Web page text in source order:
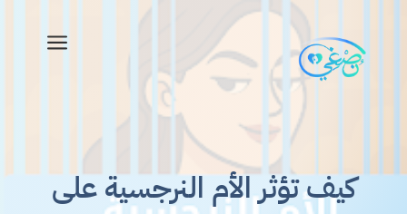
a
كيف تؤثر الأم النرجسية على